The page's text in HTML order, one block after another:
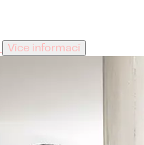
Více informací